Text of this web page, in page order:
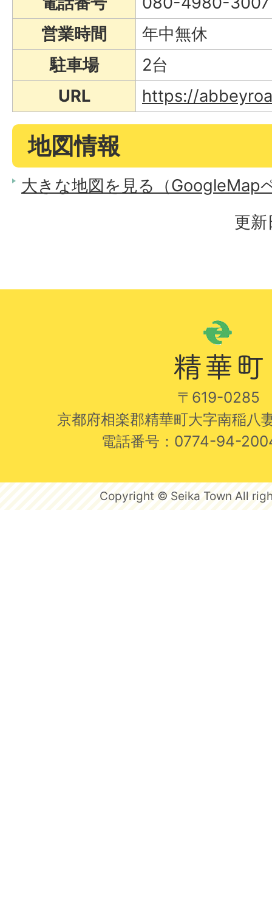
営業時間
年中無休
駐車場
2台
URL
https://
地図情報
大きな地図を見る（GoogleMap
更
〒619-0285
京都府相楽郡精華町大字南稲八
電話番号：0774-94-
Copyright © Seika Town All